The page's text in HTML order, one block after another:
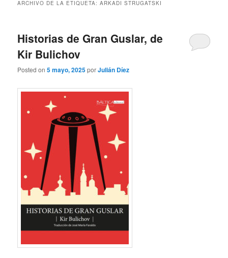
ARCHIVO DE LA ETIQUETA:ARKADI STRUGATSKI
Historias de Gran Guslar, de
Kir Bulichov
Posted on5 mayo, 2025porJulián Díez